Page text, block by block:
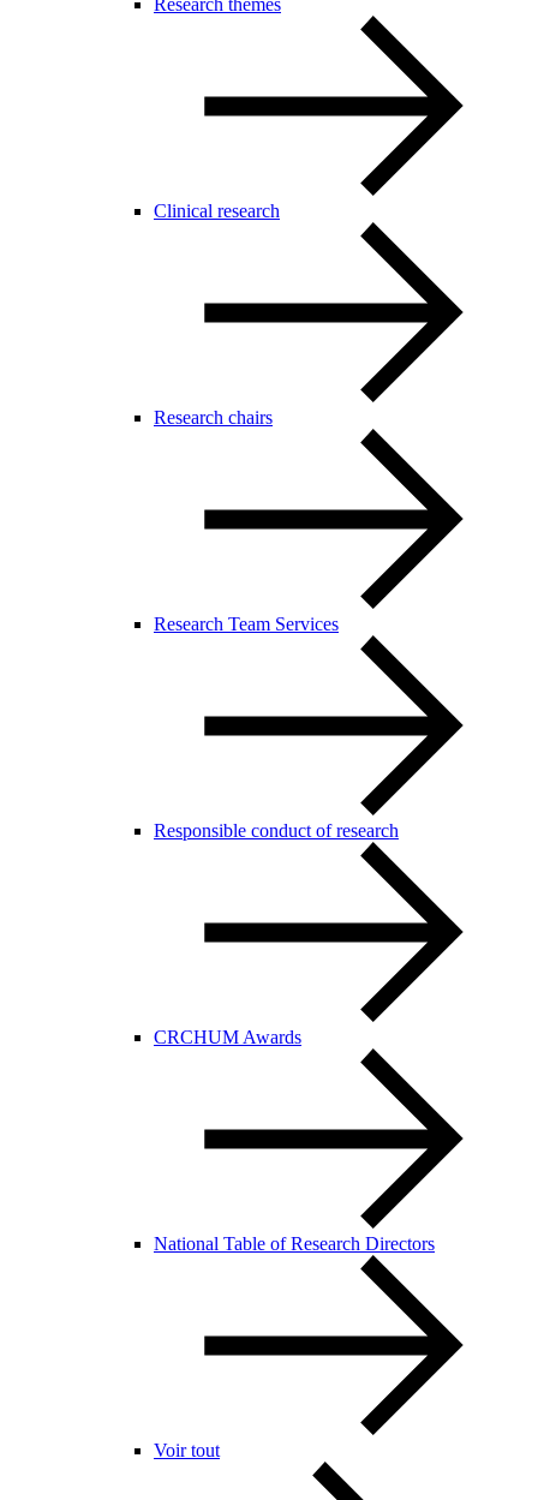
Research themes
Clinical research
Research chairs
Research Team Services
Responsible conduct of research
CRCHUM Awards
National Table of Research Directors
Voir tout